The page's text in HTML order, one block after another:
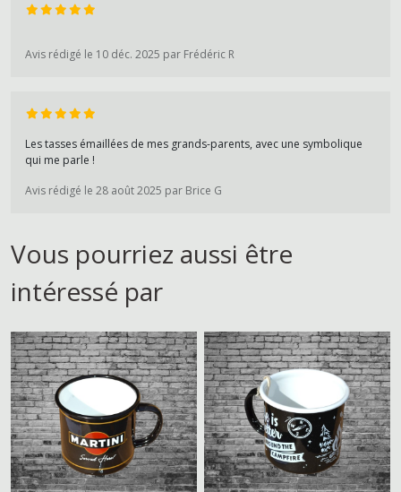
Avis rédigé le 10 déc. 2025 par Frédéric R
Les tasses émaillées de mes grands-parents, avec une symbolique
qui me parle !
Avis rédigé le 28 août 2025 par Brice G
Vous pourriez aussi être
intéressé par